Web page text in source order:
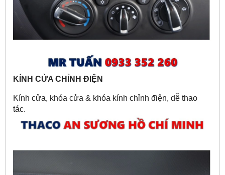
KÍNH CỬA CHỈNH ĐIỆN
Kính cửa, khóa cửa & khóa kính chỉnh điện, dễ thao
tác.